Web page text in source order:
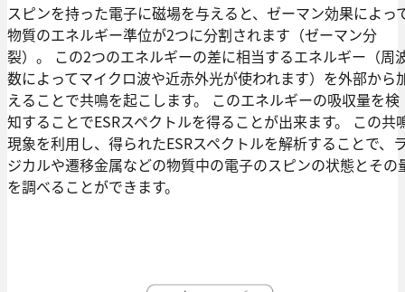
スピンを持った電子に磁場を与えると、ゼーマン効果によっ
物質のエネルギー準位が2つに分割されます（ゼーマン分
裂）。 この2つのエネルギーの差に相当するエネルギー（周
数によってマイクロ波や近赤外光が使われます）を外部から
えることで共鳴を起こします。 このエネルギーの吸収量を検
知することでESRスペクトルを得ることが出来ます。 この共
現象を利用し、得られたESRスペクトルを解析することで、
ジカルや遷移金属などの物質中の電子のスピンの状態とその
を調べることができます。